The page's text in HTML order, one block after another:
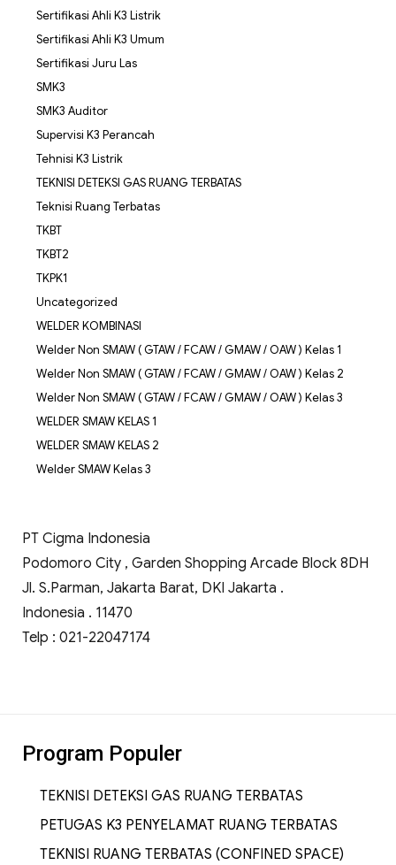
Sertifikasi Ahli K3 Listrik
Sertifikasi Ahli K3 Umum
Sertifikasi Juru Las
SMK3
SMK3 Auditor
Supervisi K3 Perancah
Tehnisi K3 Listrik
TEKNISI DETEKSI GAS RUANG TERBATAS
Teknisi Ruang Terbatas
TKBT
TKBT2
TKPK1
Uncategorized
WELDER KOMBINASI
Welder Non SMAW ( GTAW / FCAW / GMAW / OAW ) Kelas 1
Welder Non SMAW ( GTAW / FCAW / GMAW / OAW ) Kelas 2
Welder Non SMAW ( GTAW / FCAW / GMAW / OAW ) Kelas 3
WELDER SMAW KELAS 1
WELDER SMAW KELAS 2
Welder SMAW Kelas 3
PT Cigma Indonesia
Podomoro City , Garden Shopping Arcade Block 8DH
Jl. S.Parman, Jakarta Barat, DKI Jakarta .
Indonesia . 11470
Telp : 021-22047174
Program Populer
TEKNISI DETEKSI GAS RUANG TERBATAS
PETUGAS K3 PENYELAMAT RUANG TERBATAS
TEKNISI RUANG TERBATAS (CONFINED SPACE)